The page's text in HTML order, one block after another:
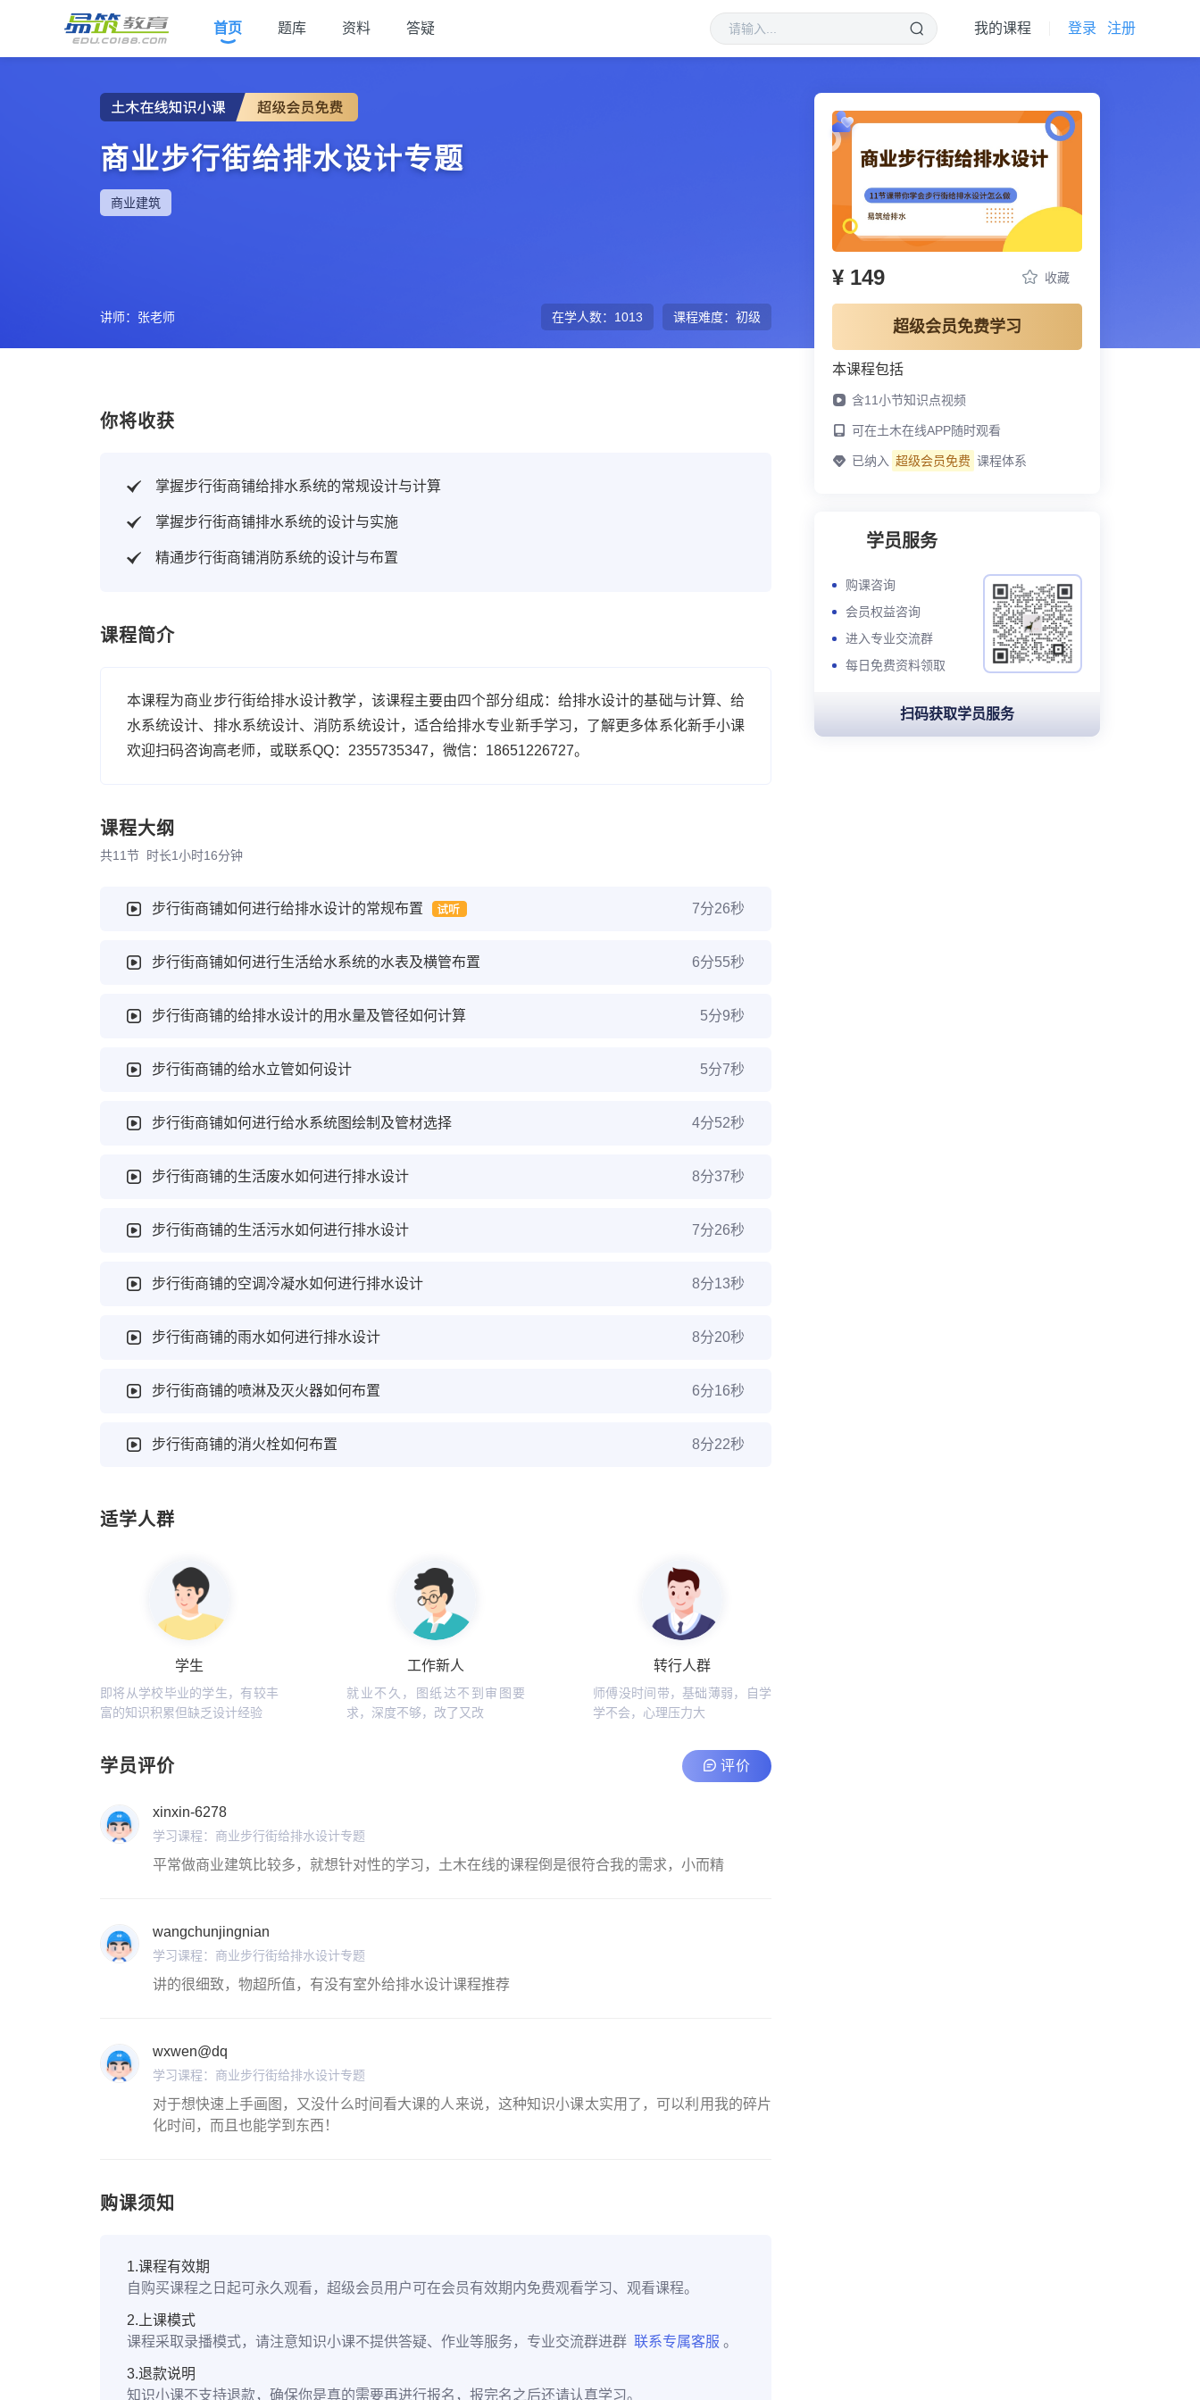
首页 题库 资料 答疑 注册
登录
我的课程
商业步行街给排水设计专题
商业建筑
讲师：张老师 课程难度： 初级
在学人数： 1013
你将收获
掌握步行街商铺给排水系统的常规设计与计算
掌握步行街商铺排水系统的设计与实施
精通步行街商铺消防系统的设计与布置
课程简介
本课程为商业步行街给排水设计教学，该课程主要由四个部分组成：给排水设计的基础与计算、给
水系统设计、排水系统设计、消防系统设计，适合给排水专业新手学习，了解更多体系化新手小课
欢迎扫码咨询高老师，或联系QQ：2355735347，微信：18651226727。
课程大纲
共11节 时长1小时16分钟
步行街商铺如何进行给排水设计的常规布置 7分26秒
步行街商铺如何进行生活给水系统的水表及横管布置 6分55秒
步行街商铺的给排水设计的用水量及管径如何计算 5分9秒
步行街商铺的给水立管如何设计 5分7秒
步行街商铺如何进行给水系统图绘制及管材选择 4分52秒
步行街商铺的生活废水如何进行排水设计 8分37秒
步行街商铺的生活污水如何进行排水设计 7分26秒
步行街商铺的空调冷凝水如何进行排水设计 8分13秒
步行街商铺的雨水如何进行排水设计 8分20秒
步行街商铺的喷淋及灭火器如何布置 6分16秒
步行街商铺的消火栓如何布置 8分22秒
适学人群
学生
即将从学校毕业的学生，有较丰
富的知识积累但缺乏设计经验
工作新人
就业不久，图纸达不到审图要
求，深度不够，改了又改
转行人群
师傅没时间带，基础薄弱，自学
学不会，心理压力大
学员评价 评价
xinxin-6278
学习课程：商业步行街给排水设计专题
平常做商业建筑比较多，就想针对性的学习，土木在线的课程倒是很符合我的需求，小而精
wangchunjingnian
学习课程：商业步行街给排水设计专题
讲的很细致，物超所值，有没有室外给排水设计课程推荐
wxwen@dq
学习课程：商业步行街给排水设计专题
对于想快速上手画图，又没什么时间看大课的人来说，这种知识小课太实用了，可以利用我的碎片
化时间，而且也能学到东西！
购课须知
1.课程有效期
自购买课程之日起可永久观看，超级会员用户可在会员有效期内免费观看学习、观看课程。
2.上课模式
课程采取录播模式，请注意知识小课不提供答疑、作业等服务，专业交流群进群 联系专属客服 。
3.退款说明
知识小课不支持退款，确保你是真的需要再进行报名，报完名之后还请认真学习。
¥ 149 收藏
超级会员免费学习
本课程包括
含11小节知识点视频
可在土木在线APP随时观看
已纳入 超级会员免费 课程体系
学员服务
购课咨询
会员权益咨询
进入专业交流群
每日免费资料领取
扫码获取学员服务